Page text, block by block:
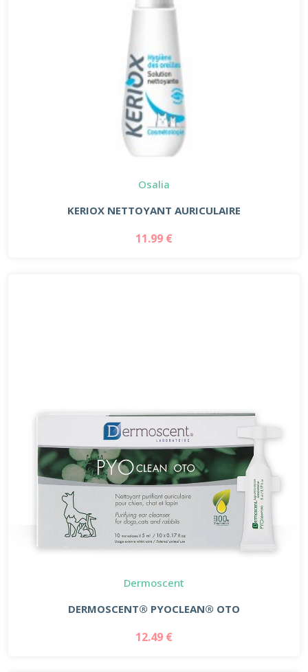
Osalia
KERIOX NETTOYANT AURICULAIRE
11.99 €
Dermoscent
DERMOSCENT® PYOCLEAN® OTO
12.49 €